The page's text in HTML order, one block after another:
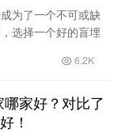
为了一个不可或缺
选择一个好的盲埋
6.2K
家好？对比了
！